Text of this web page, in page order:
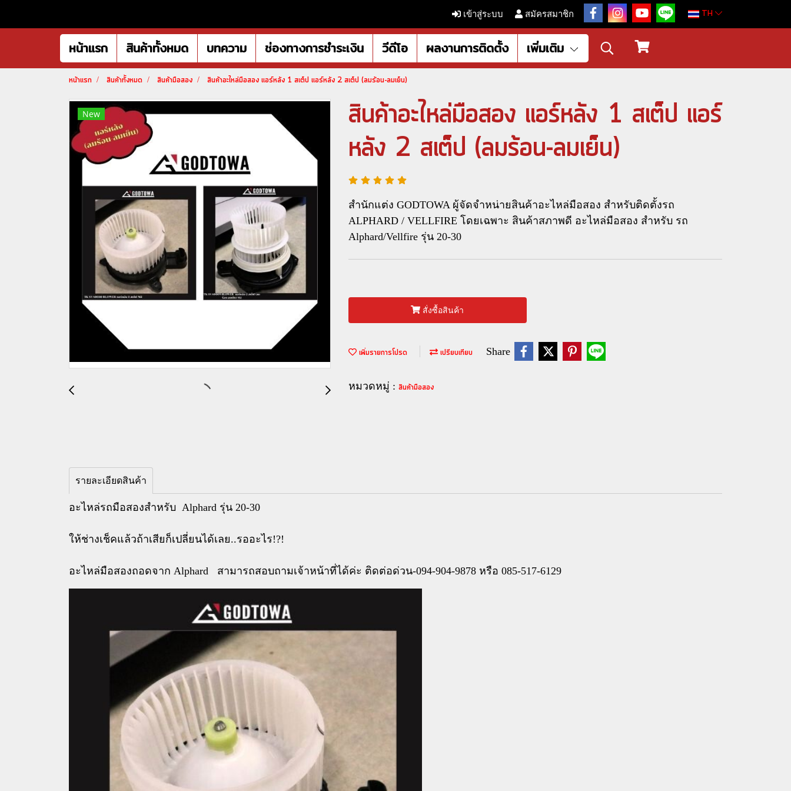
เข้าสู่ระบบ สมัครสมาชิก TH
หน้าแรก สินค้าทั้งหมด บทความ ช่องทางการชำระเงิน วีดีโอ ผลงานการติดตั้ง เพิ่มเติม
หน้าแรก สินค้าทั้งหมด สินค้ามือสอง สินค้าอะไหล่มือสอง แอร์หลัง 1 สเต็ป แอร์หลัง 2 สเต็ป (ลมร้อน-ลมเย็น)
New
สินค้าอะไหล่มือสอง แอร์หลัง 1 สเต็ป แอร์
หลัง 2 สเต็ป (ลมร้อน-ลมเย็น)
สำนักแต่ง GODTOWA ผู้จัดจำหน่ายสินค้าอะไหล่มือสอง สำหรับติดตั้งรถ
ALPHARD / VELLFIRE โดยเฉพาะ สินค้าสภาพดี อะไหล่มือสอง สำหรับ รถ
Alphard/Vellfire รุ่น 20-30
สั่งซื้อสินค้า
เพิ่มรายการโปรด เปรียบเทียบ Share
หมวดหมู่ : สินค้ามือสอง
รายละเอียดสินค้า
อะไหล่รถมือสองสำหรับ Alphard รุ่น 20-30
ให้ช่างเช็คแล้วถ้าเสียก็เปลี่ยนได้เลย..รออะไร!?!
อะไหล่มือสองถอดจาก Alphard สามารถสอบถามเจ้าหน้าที่ได้ค่ะ ติดต่อด่วน-094-904-9878 หรือ 085-517-6129